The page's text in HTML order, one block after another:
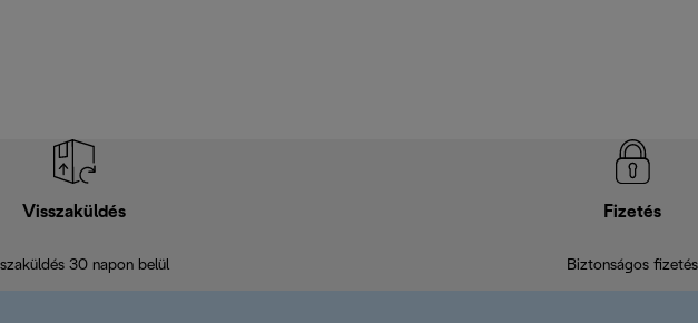
Visszaküldés
30 napon belül
Fizetés
Biztonságos fizetés